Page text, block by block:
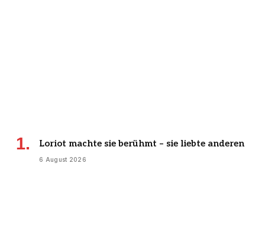
Loriot machte sie berühmt – sie liebte anderen
6 August 2026